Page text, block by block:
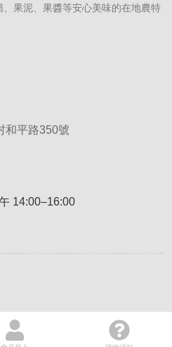
果泥、果醬等安心美味的在地農特
和平路350號
14:00–16:00